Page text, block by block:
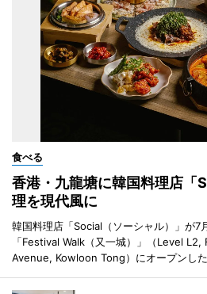
食べる
香港・九龍塘に韓国料理店
理を現代風に
韓国料理店「Social（ソーシャル）」が7
「Festival Walk（又一城）」（Level
Avenue, Kowloon Tong）にオープンした